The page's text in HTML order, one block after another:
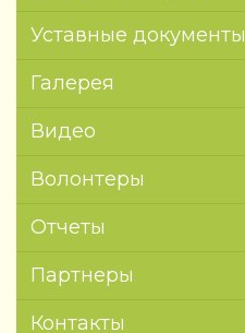
Уставные документы
Галерея
Видео
Волонтеры
Отчеты
Партнеры
Контакты